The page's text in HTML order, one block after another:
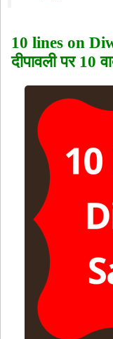
10 lines on
दीपावली पर 10